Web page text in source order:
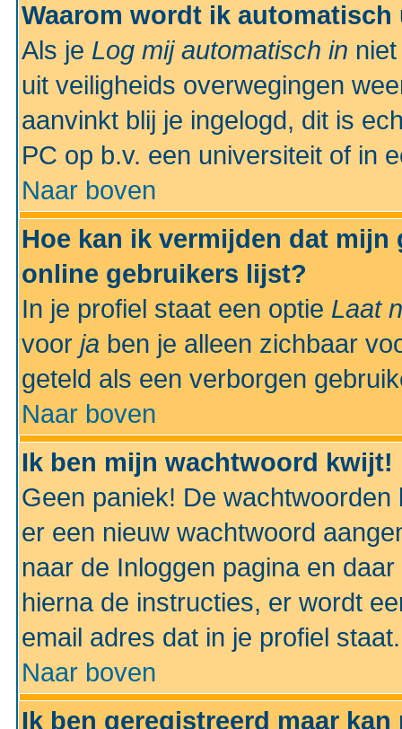
Waarom wordt ik
Als je Log mij automatisch in
uit veiligheids overwegingen
aanvinkt blij je ingelogd, dit is
PC op b.v. een universiteit of in
Naar boven
Hoe kan ik vermijden dat
online gebruikers lijst?
In je profiel staat een optie Laat
voor ja ben je alleen zichbaar
geteld als een verborgen
Naar boven
Ik ben mijn wachtwoord kwijt!
Geen paniek! De
er een nieuw wachtwoord
naar de Inloggen pagina en
hierna de instructies, er wordt
email adres dat in je profiel staat.
Naar boven
Ik ben geregistreerd maar